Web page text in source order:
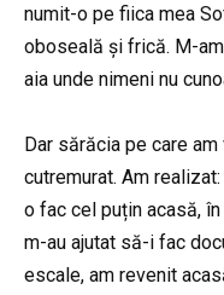
numit-o pe fiica mea
oboseală și frică. M-
aia unde nimeni nu
Dar sărăcia pe care
cutremurat. Am
o fac cel puțin acasă,
m-au ajutat să-i fac
escale, am revenit